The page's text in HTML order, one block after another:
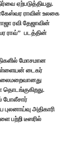
ஏற்படுத்தியது.
ராவின் உலகை
ரவி தேஜாவின்
ராவ்” படத்தின்
மோசமான
டைகர்
போலீசார்
அதிகாரி
பற்றி டீஸரில்